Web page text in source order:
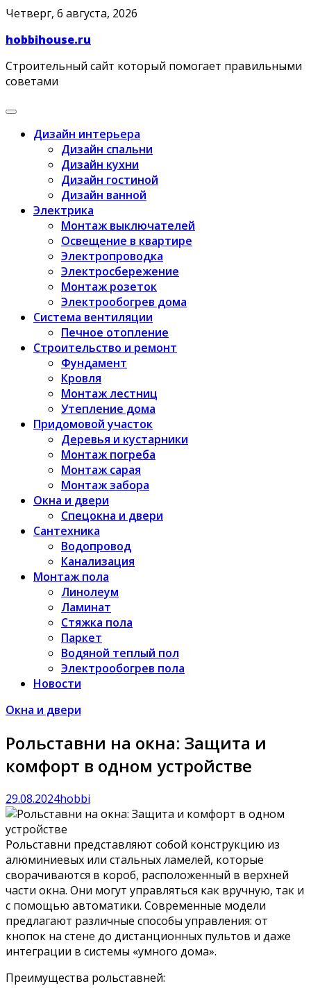
Skip
content
Четверг, 6 августа, 2026
hobbihouse.ru
Строительный сайт который помогает правильными
советами
Дизайн интерьера
Дизайн спальни
Дизайн кухни
Дизайн гостиной
Дизайн ванной
Электрика
Монтаж выключателей
Освещение в квартире
Электропроводка
Электросбережение
Монтаж розеток
Электрообогрев дома
Система вентиляции
Печное отопление
Строительство и ремонт
Фундамент
Кровля
Монтаж лестниц
Утепление дома
Придомовой участок
Деревья и кустарники
Монтаж погреба
Монтаж сарая
Монтаж забора
Окна и двери
Спецокна и двери
Сантехника
Водопровод
Канализация
Монтаж пола
Линолеум
Ламинат
Стяжка пола
Паркет
Водяной теплый пол
Электрообогрев пола
Новости
Окна и двери
Рольставни на окна: Защита и
комфорт в одном устройстве
29.08.2024hobbi
Рольставни представляют собой конструкцию из
алюминиевых или стальных ламелей, которые
сворачиваются в короб, расположенный в верхней
части окна. Они могут управляться как вручную, так и
с помощью автоматики. Современные модели
предлагают различные способы управления: от
кнопок на стене до дистанционных пультов и даже
интеграции в системы «умного дома».
Преимущества рольставней: